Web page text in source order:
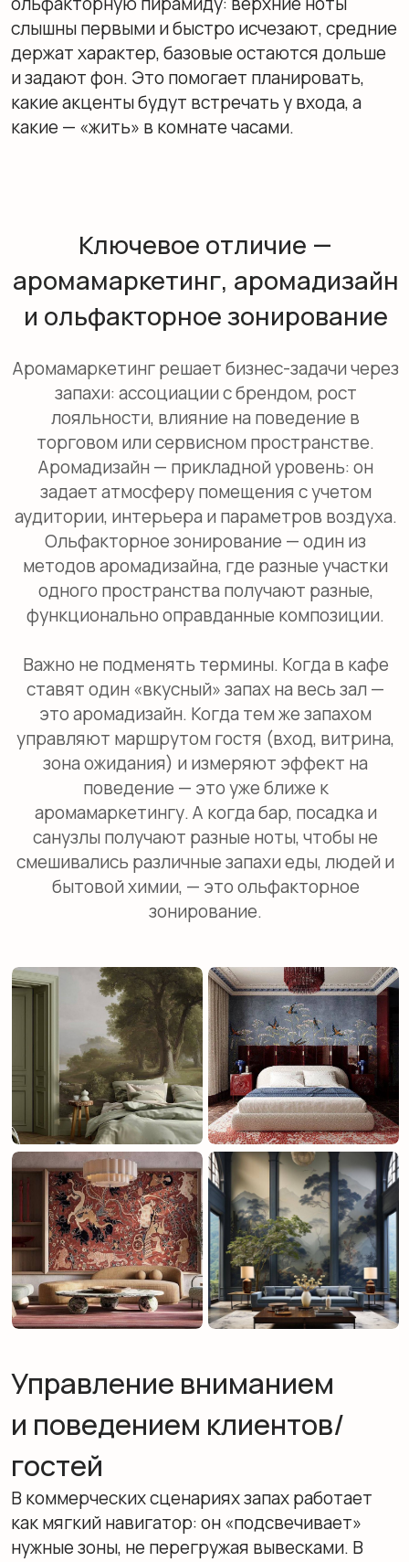
Управление вниманием
и поведением клиентов/
В коммерческих сценариях запах работает
как мягкий навигатор: он «подсвечивает»
нужные зоны, не перегружая вывесками. В
кейсах по ароматизации магазинов
встречается понятная механика: у входа —
бодрящие ноты, в «сложных» зонах
(примерочные, ожидание) — более спокойный
профиль, чтобы снизить раздражение.
В отраслевом кейсе из Екатеринбурга
зональная ароматизация связана с ростом
проходимости на 18% [3], а в примере
супермаркета (Новосибирск) аромат выпечки
в зоне пекарни дал рост продаж на 34% без
изменений ассортимента [4]. Такие цифры
нельзя механически переносить на любой
объект, но они хорошо показывают, что запах
способен менять поведение, когда у него
Создание эмоциональной
связи с брендом или местом
Запахи запоминаются «дольше», чем
визуальные решения — и это главный актив
бренда, который вкладывается в атмосферу.
В гостиничных проектах часто разделяют
лобби и номера по настроению: в
Аромамаркетинг решает бизнес-задачи через
запахи: ассоциации с брендом, рост
лояльности, влияние на поведение в
торговом или сервисном пространстве.
Аромадизайн — прикладной уровень: он
задает атмосферу помещения с учетом
функционально оправданные композиции.
Важно не подменять термины. Когда в кафе
ставят один «вкусный» запах на весь зал —
это аромадизайн. Когда тем же запахом
зона ожидания) и измеряют эффект на
поведение — это уже ближе к
аромамаркетингу. А когда бар, посадка и
санузлы получают разные ноты, чтобы не
смешивались различные запахи еды, людей и
бытовой химии, — это ольфакторное
зонирование.